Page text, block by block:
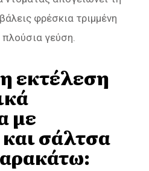
φρέσκια τριμμένη
γεύση.
εκτέλεση
με
σάλτσα